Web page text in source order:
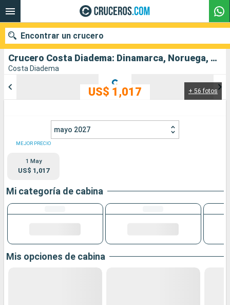
Crucero Costa Diadema: Dinamarca, Noruega, Alemania salida desde Copenhague
Costa Diadema
+ 56 fotos
US$ 1,017
mayo 2027
MEJOR PRECIO
1 May
US$ 1,017
Mi categoría de cabina
Mis opciones de cabina
Encontrar un crucero
Puertos Compañías